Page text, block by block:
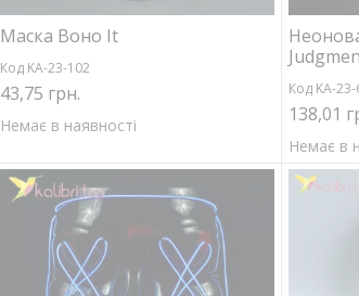
Маска Воно It
Код KA-23-102
43,75 грн.
Немає в наявності
Код KA-23-
138,01
Немає в